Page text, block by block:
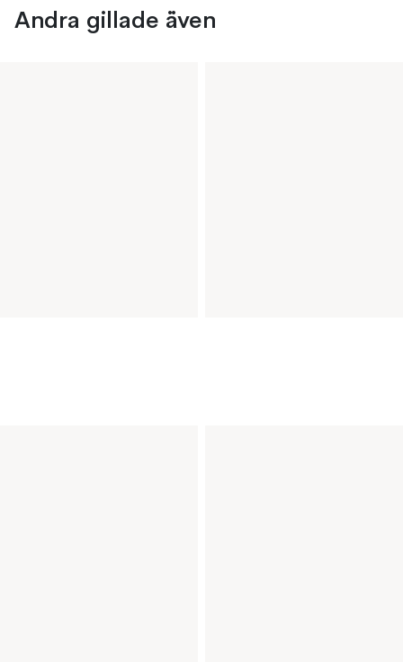
Andra gillade även